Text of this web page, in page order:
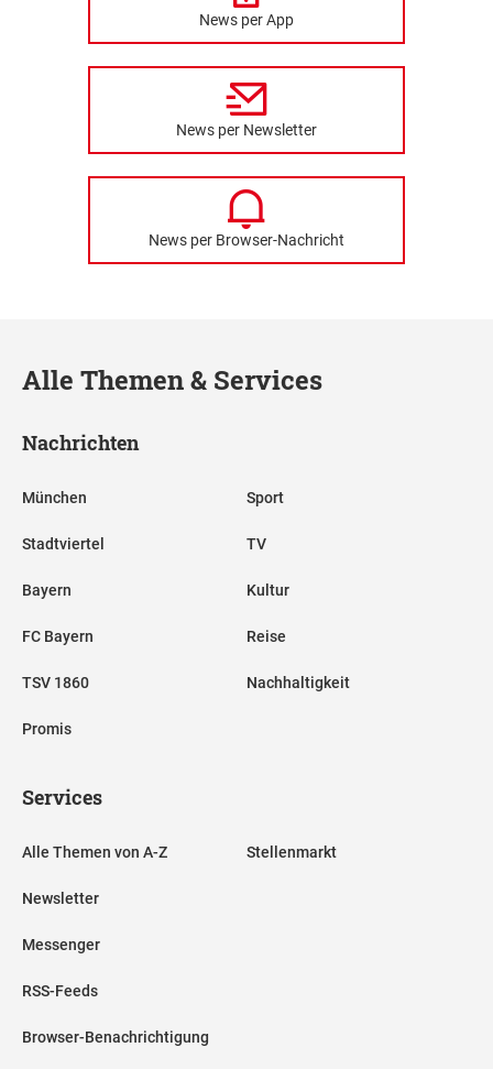
News per App
News per Newsletter
News per Browser-Nachricht
Alle Themen & Services
Nachrichten
München
Stadtviertel
Bayern
FC Bayern
TSV 1860
Promis
Sport
TV
Kultur
Reise
Nachhaltigkeit
Services
Alle Themen von A-Z
Newsletter
Messenger
RSS-Feeds
Browser-Benachrichtigung
Stellenmarkt